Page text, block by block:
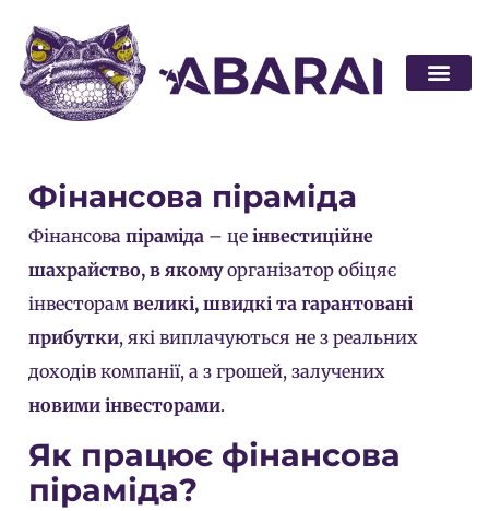
Фінансова піраміда
Фінансова піраміда – це інвестиційне
шахрайство, в якомуорганізатор обіцяє
інвесторам великі, швидкі та гарантовані
прибутки, які виплачуються не з реальних
доходів компанії, а з грошей, залучених
новими інвесторами.
Як працює фінансова
піраміда?